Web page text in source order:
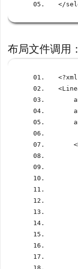
</
布局文件调用：
<?
<
<